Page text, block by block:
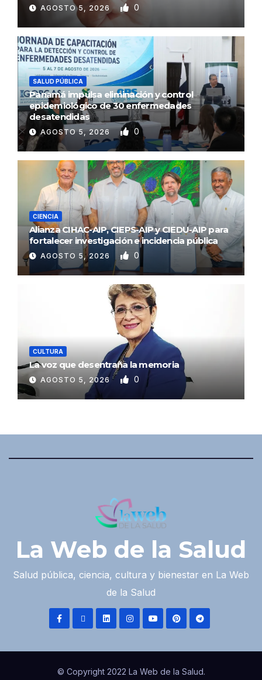
AGOSTO 5, 2026 0
SALUD PÚBLICA
Panamá impulsa eliminación y control
epidemiológico de 30 enfermedades
desatendidas
AGOSTO 5, 2026 0
CIENCIA
Alianza CIHAC-AIP, CIEPS-AIP y CIEDU-AIP para
fortalecer investigación e incidencia pública
AGOSTO 5, 2026 0
CULTURA
La voz que desentraña la memoria
AGOSTO 5, 2026 0
La Web de la Salud
Salud pública, ciencia, cultura y bienestar en La Web
de la Salud
© Copyright 2022 La Web de la Salud.